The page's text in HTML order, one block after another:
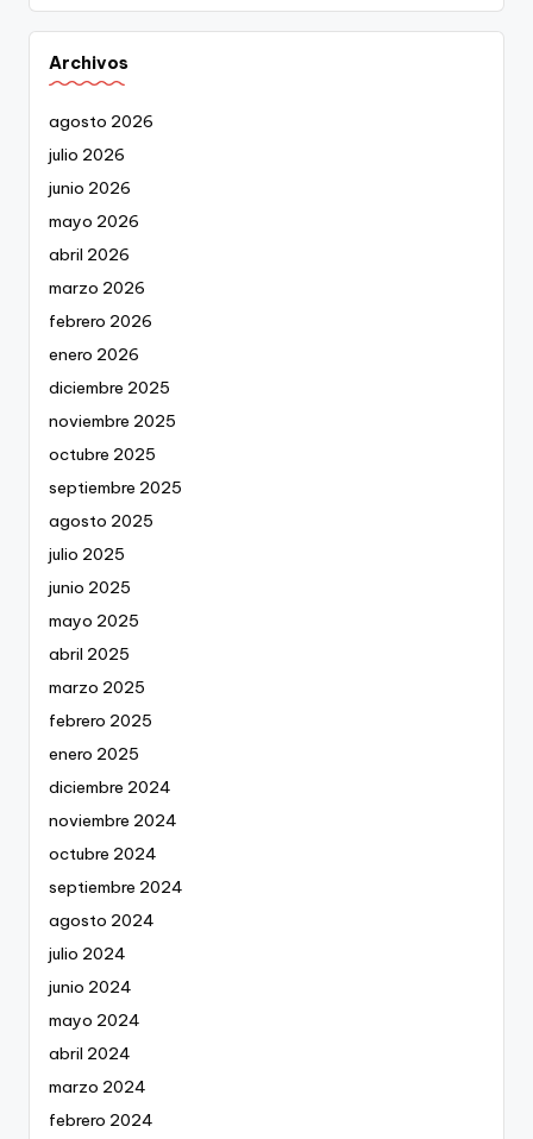
Archivos
agosto 2026
julio 2026
junio 2026
mayo 2026
abril 2026
marzo 2026
febrero 2026
enero 2026
diciembre 2025
noviembre 2025
octubre 2025
septiembre 2025
agosto 2025
julio 2025
junio 2025
mayo 2025
abril 2025
marzo 2025
febrero 2025
enero 2025
diciembre 2024
noviembre 2024
octubre 2024
septiembre 2024
agosto 2024
julio 2024
junio 2024
mayo 2024
abril 2024
marzo 2024
febrero 2024